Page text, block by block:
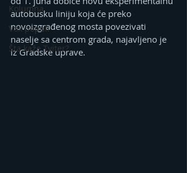
Kolumna
Vox populi
Šta kaže Tviter?
autobusku liniju koja će preko
novoizgrađenog mosta povezivati
naselje sa centrom grada, najavljeno je
iz Gradske uprave.